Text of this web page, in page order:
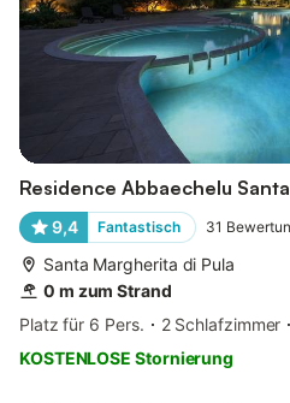
Residence Abbaechelu
9,4 Fantastisch 31
Santa Margherita di Pula
0 m zum Strand
Platz für 6 Pers.
2 Schlafzimmer
KOSTENLOSE Stornierung